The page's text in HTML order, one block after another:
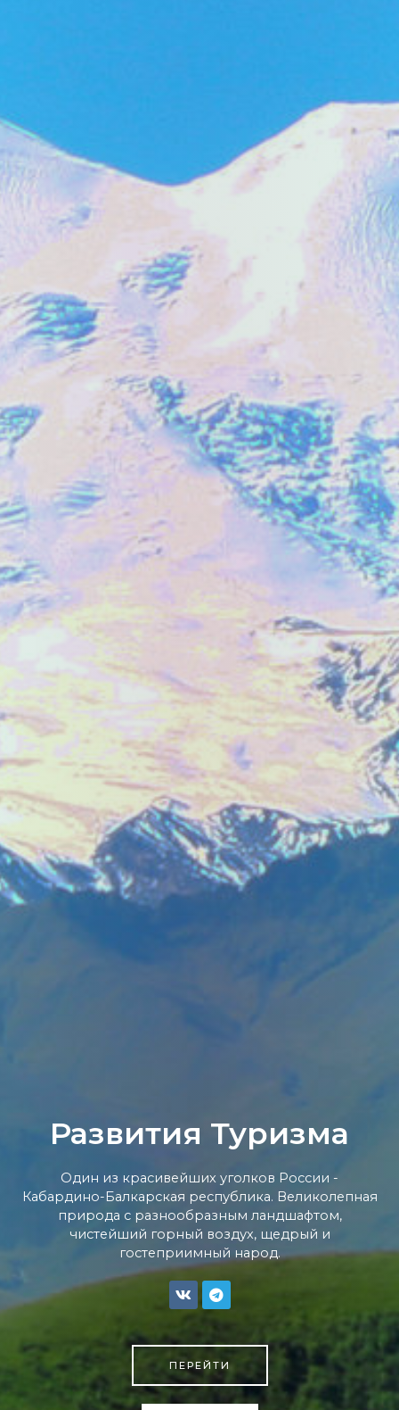
Развития Туризма
Один из красивейших уголков России -
Кабардино-Балкарская республика. Великолепная
природа с разнообразным ландшафтом,
чистейший горный воздух, щедрый и
гостеприимный народ.
ПЕРЕЙТИ